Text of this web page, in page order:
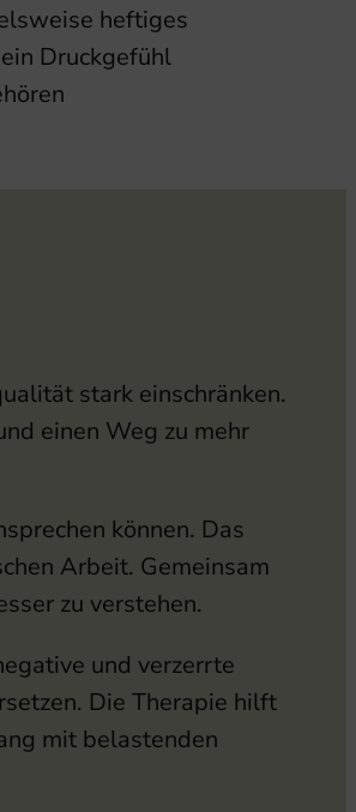
heftiges
Druckgefühl
stark einschränken.
einen Weg zu mehr
können. Das
Arbeit. Gemeinsam
zu verstehen.
und verzerrte
Die Therapie hilft
mit belastenden